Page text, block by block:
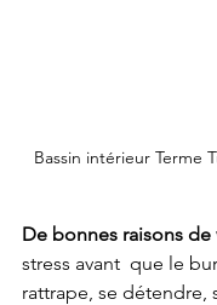
Bassin intérieur Terme
De bonnes raisons de
stress avant  que le
rattrape, se détendre,